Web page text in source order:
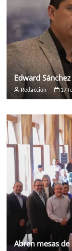
Edward
Redaccion 17
Abren mesas de